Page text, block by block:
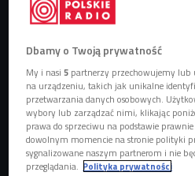
Czy rynek pracy jest przyjazny
(Czat Czwórki/Czwórka)
Dbamy o Twoją prywatność
My i nasi5 partnerzy przechowujemy lub
na urządzeniu, takich jak unikalne
przetwarzania danych osobowych.
wybory lub zarządzać nimi, klikając
prawa do sprzeciwu na podstawie
dowolnym momencie na stronie polityki
sygnalizowane naszym partnerom i nie
przeglądania. Polityka prywatności